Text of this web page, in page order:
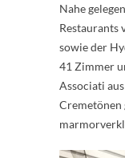
Nahe
Restaurants
sowie der
41 Zimmer
Associati
Cremetönen